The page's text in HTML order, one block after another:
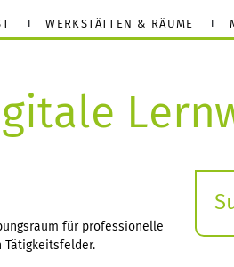
WERKSTÄTTEN & RÄUME
für professionelle